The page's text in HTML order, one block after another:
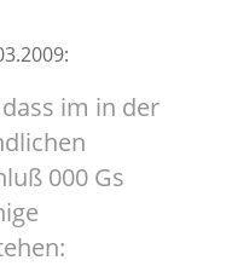
im in der
000 Gs